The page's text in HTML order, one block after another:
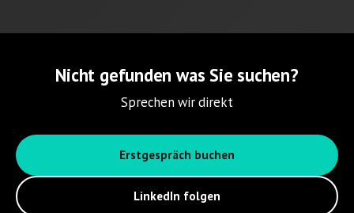
Nicht gefunden was Sie suchen?
Sprechen wir direkt
Erstgespräch buchen
LinkedIn folgen